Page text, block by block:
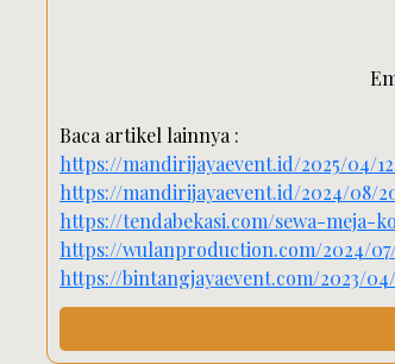
Baca artikel lainnya :
https://mandirijayaevent.id/2025/04/
https://mandirijayaevent.id/2024/08/
https://tendabekasi.com/sewa-meja-
https://wulanproduction.com/2024/
https://bintangjayaevent.com/2023/